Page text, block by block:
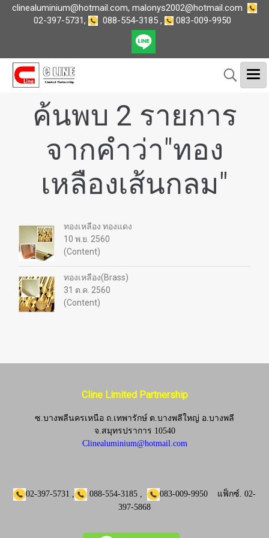
clinealuminium@hotmail.com, malonys2002@hotmail.com
02-397-5731, 088-554-3185, 083-009-9950
ค้นพบ 2 รายการ
จากคำว่า"ทอง
เหลืองเส้นกลม"
ทองเหลือง ทองแดง
10 พ.ย. 2560
(Content)
ทองเหลือง(Brass)
31 ต.ค. 2560
(Content)
Cline Limited Partnership
ซ.บางพลีนครเหนือ ถ.เทพารักษ์ ต.บางพลีใหญ่ อ.บางพลี
จ.สมุทรปราการ 10540
Clinealuminium@hotmail.com
02-397-5731 , 088-554-3185 , 083-009-9950 แฟ็กซ์. 02-
397-5868